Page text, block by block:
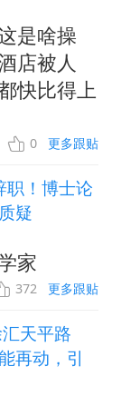
是啥操
店被人
快比得上
0 更多跟贴
职！博士论
疑
家
372 更多跟贴
天平路
再动，引